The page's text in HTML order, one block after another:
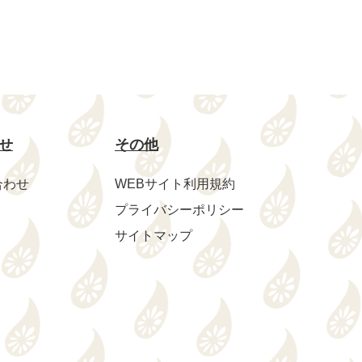
わせ
その他
WEBサイト利用規約
プライバシーポリシー
サイトマップ